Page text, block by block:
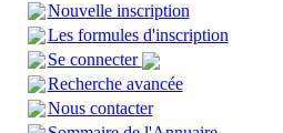
Nouvelle inscription
Les formules d'inscription
Se connecter
Recherche avancée
Nous contacter